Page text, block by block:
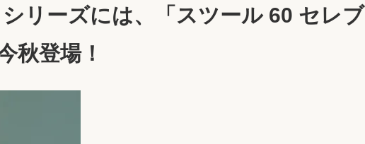
シリーズには、「スツール 60 セレ
秋登場！